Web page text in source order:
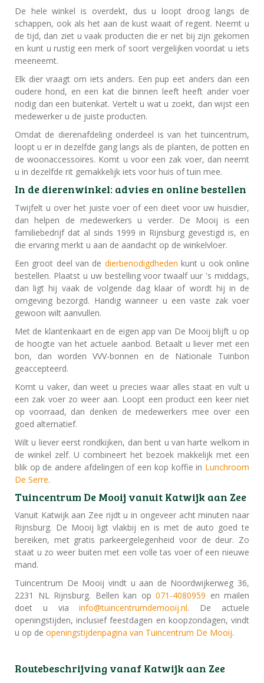
De hele winkel is overdekt, dus u loopt droog langs de
schappen, ook als het aan de kust waait of regent. Neemt u
de tijd, dan ziet u vaak producten die er net bij zijn gekomen
en kunt u rustig een merk of soort vergelijken voordat u iets
meeneemt.
Elk dier vraagt om iets anders. Een pup eet anders dan een
oudere hond, en een kat die binnen leeft heeft ander voer
nodig dan een buitenkat. Vertelt u wat u zoekt, dan wijst een
medewerker u de juiste producten.
Omdat de dierenafdeling onderdeel is van het tuincentrum,
loopt u er in dezelfde gang langs als de planten, de potten en
de woonaccessoires. Komt u voor een zak voer, dan neemt
u in dezelfde rit gemakkelijk iets voor huis of tuin mee.
In de dierenwinkel: advies en online bestellen
Twijfelt u over het juiste voer of een dieet voor uw huisdier,
dan helpen de medewerkers u verder. De Mooij is een
familiebedrijf dat al sinds 1999 in Rijnsburg gevestigd is, en
die ervaring merkt u aan de aandacht op de winkelvloer.
Een groot deel van de dierbenodigdheden kunt u ook online
bestellen. Plaatst u uw bestelling voor twaalf uur 's middags,
dan ligt hij vaak de volgende dag klaar of wordt hij in de
omgeving bezorgd. Handig wanneer u een vaste zak voer
gewoon wilt aanvullen.
Met de klantenkaart en de eigen app van De Mooij blijft u op
de hoogte van het actuele aanbod. Betaalt u liever met een
bon, dan worden VVV-bonnen en de Nationale Tuinbon
geaccepteerd.
Komt u vaker, dan weet u precies waar alles staat en vult u
een zak voer zo weer aan. Loopt een product een keer niet
op voorraad, dan denken de medewerkers mee over een
goed alternatief.
Wilt u liever eerst rondkijken, dan bent u van harte welkom in
de winkel zelf. U combineert het bezoek makkelijk met een
blik op de andere afdelingen of een kop koffie in Lunchroom
De Serre.
Tuincentrum De Mooij vanuit Katwijk aan Zee
Vanuit Katwijk aan Zee rijdt u in ongeveer acht minuten naar
Rijnsburg. De Mooij ligt vlakbij en is met de auto goed te
bereiken, met gratis parkeergelegenheid voor de deur. Zo
staat u zo weer buiten met een volle tas voer of een nieuwe
mand.
Tuincentrum De Mooij vindt u aan de Noordwijkerweg 36,
2231 NL Rijnsburg. Bellen kan op 071-4080959 en mailen
doet u viainfo@tuincentrumdemooij.nl. De actuele
openingstijden, inclusief feestdagen en koopzondagen, vindt
u op de openingstijdenpagina van Tuincentrum De Mooij.
Routebeschrijving vanaf Katwijk aan Zee